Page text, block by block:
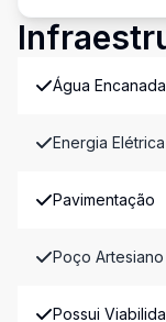
Água Encanada
Energia Elétrica
Pavimentação
Poço Artesiano
Possui